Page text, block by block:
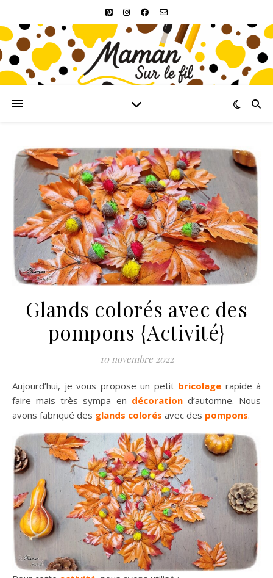
Glands colorés avec des
pompons {Activité}
10 novembre 2022
Aujourd’hui, je vous propose un petit bricolage rapide à
faire mais très sympa en décoration d’automne. Nous
avons fabriqué des glands colorés avec des pompons.